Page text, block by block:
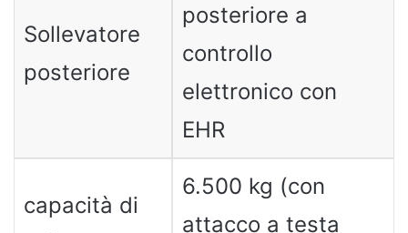
Sollevatore
posteriore
posteriore a
controllo
elettronico con
EHR
capacità di
6.500 kg (con
attacco a testa